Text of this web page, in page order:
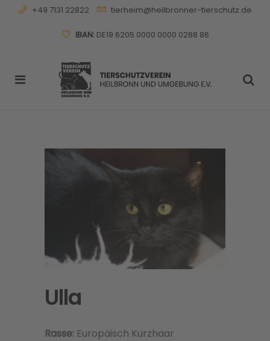
+49 7131 22822 tierheim@heilbronner-tierschutz.de
IBAN:DE19 6205 0000 0000 0288 86
Ulla
Rasse: Europäisch Kurzhaar